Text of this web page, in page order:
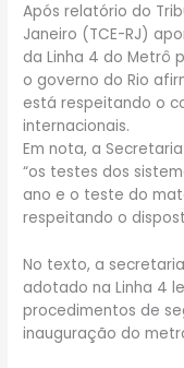
Após relatório do
Janeiro (TCE-RJ)
da Linha 4 do Metrô
o governo do Rio
está respeitando o
internacionais.
Em nota, a
“os testes dos
ano e o teste do
respeitando o
No texto, a
adotado na Linha 4
procedimentos de
inauguração do